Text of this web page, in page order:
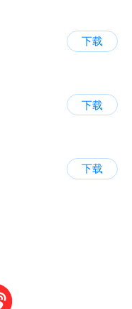
下载
下载
下载